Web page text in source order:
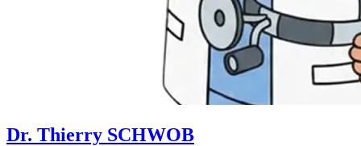
Dr. Thierry SCHWOB